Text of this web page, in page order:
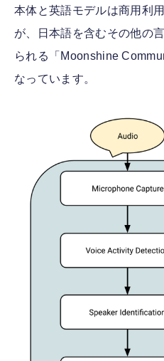
本体と英語モデルは商用利
が、日本語を含むその他の
られる「Moonshine
なっています。